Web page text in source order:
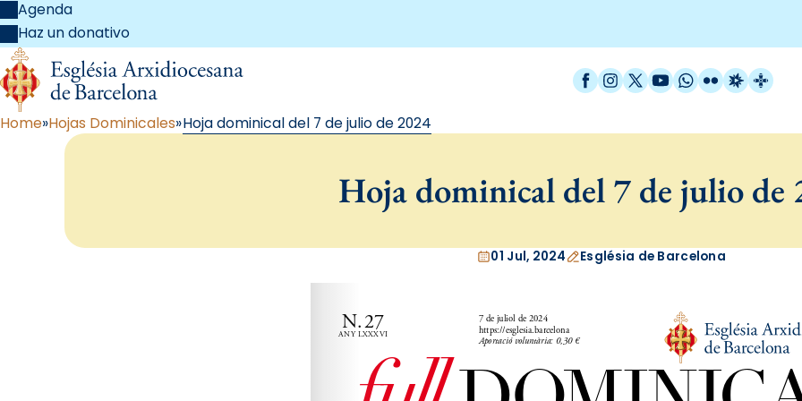
Agenda
Haz un donativo
Facebook
Instagram
X / Twitter
YouTube
WhatsApp
FlickrRadio
Home Hojas Dominicales Hoja dominical del 7 de julio de 2024
Hoja dominical del 7 de julio de
01 Jul, 2024 Església de Barcelona